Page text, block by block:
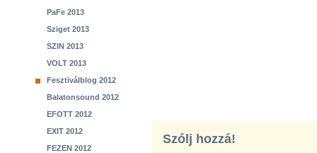
PaFe 2013
Sziget 2013
SZIN 2013
VOLT 2013
Fesztiválblog 2012
Balatonsound 2012
EFOTT 2012
EXIT 2012
FEZEN 2012
Szólj hozzá!